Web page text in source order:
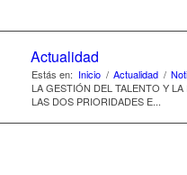
Actualidad
Estás en: Inicio / Actualidad /
LA GESTIÓN DEL TALENTO Y
LAS DOS PRIORIDADES E...